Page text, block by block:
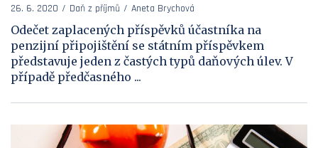
26. 6. 2020 Daň z příjmů Aneta Brychová
Odečet zaplacených příspěvků účastníka na
penzijní připojištění se státním příspěvkem
představuje jeden z častých typů daňových úlev. V
případě předčasného ...